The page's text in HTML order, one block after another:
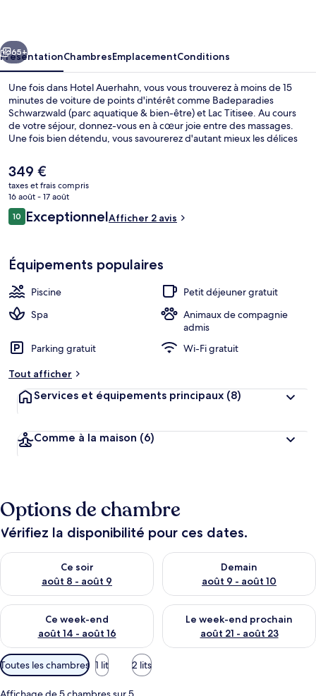
Suivant
65+
PrésentationChambresEmplacementConditions
Une fois dans Hotel Auerhahn, vous vous trouverez à moins de 15
minutes de voiture de points d'intérêt comme Badeparadies
Schwarzwald (parc aquatique & bien-être) et Lac Titisee. Au cours
de votre séjour, donnez-vous en à cœur joie entre des massages.
Une fois bien détendu, vous savourerez d'autant mieux les délices
de cet hébergement figurent une piscine couverte, un bar / salon
et une salle de fitness.
Le
prix
actuel
est
de
349 €
taxes et frais compris
16 août - 17 août
Avis
voyageurs
1010 sur 10
ExceptionnelAfficher 2 avis
Équipements populaires
Piscine
Petit déjeuner gratuit
Spa
Animaux de compagnie
admis
Parking gratuit
Wi-Fi gratuit
Tout afficher
Services et équipements principaux (8)
Comme à la maison (6)
Options de chambre
Vérifiez la disponibilité pour ces dates.
Ce soir
août 8 - août 9
Vérifier la disponibilité pour ce soir août 8 - août 9
Demain
août 9 - août 10
Vérifier la disponibilité pour
Ce week-end
août 14 - août 16
Vérifier la disponibilité pour ce week-end août 14 - août 16
Le week-end prochain
août 21 - août 23
Vérifier la disponibilité pour
Filtres
disponibles
pour
Toutes les chambres 1 lit 2 lits